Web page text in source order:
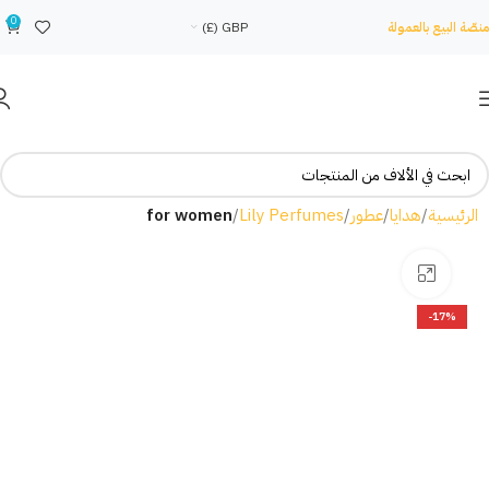
منصّة البيع بالعمولة GBP (£)
0
الرئيسية هدايا عطور Lily Perfumes
for women
-17%